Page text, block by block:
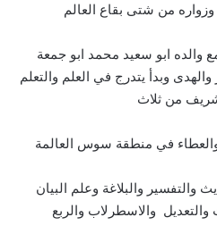
من شتى بقاع العالم
والده ابو سعيد محمد ابو جمعة
وبدأ يتدرج في العلم والتعلم
من ثلاث
في منطقة سوس العالمة
والتفسير والبلاغة وعلم البيان
والاسطرلاب والربع